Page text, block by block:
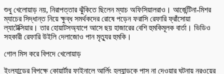
শুধু খেলোয়াড় নয়, নিরাপত্তার ঝুঁকিতে ছিলেন ম্যাচ অফিসিয়ালরাও। আর্জেন্টিনা-মিশর
ম্যাচের সিদ্ধান্ত নিয়ে ক্ষুব্ধ সমর্থকদের রোষে পড়েন ফরাসি রেফারি ফ্রাঁসোয়া
ল্যাটেক্সিয়ার। তার হোয়াটসঅ্যাপে আসে ছয় হাজারের বেশি হুমকিমূলক বার্তা। ভিডিও
সহকারী রেফারি উইলি দেলাজোও পান মৃত্যুর হুমকি।
গোল মিস করে বিপদে খেলোয়াড়
ইংল্যান্ডের বিপক্ষে কোয়ার্টার ফাইনালে আর্লিং হল্যান্ডকে পাস না দেওয়ার ঘটনায় নরওয়ের